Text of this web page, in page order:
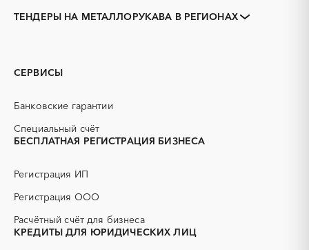
Тендеры заводов
1С
PR
АЭС
активные добавки)
ЖБИ
ИБП
КИП (контрольно-
ТЕНДЕРЫ НА МЕТАЛЛОРУКАВА В РЕГИОНАХ
СЕРВИСЫ
Банковские гарантии
Специальный счёт
БЕСПЛАТНАЯ РЕГИСТРАЦИЯ БИЗНЕСА
Регистрация ИП
Регистрация ООО
Расчётный счёт для бизнеса
КРЕДИТЫ ДЛЯ ЮРИДИЧЕСКИХ ЛИЦ